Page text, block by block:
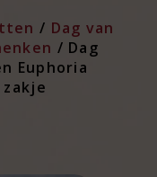
/ Dag van
/ Dag
Euphoria